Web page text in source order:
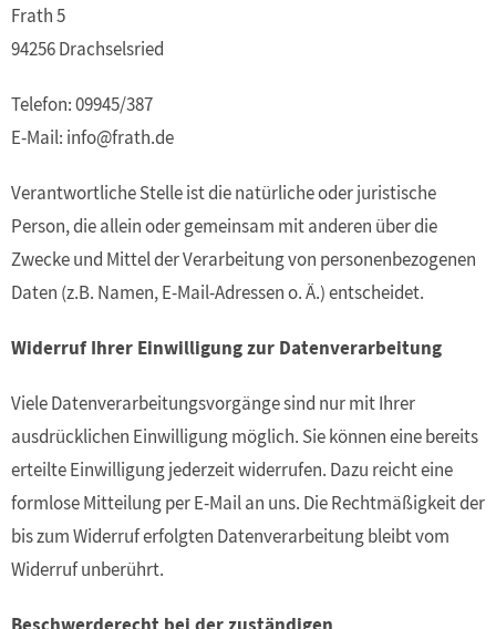
Frath 5
94256 Drachselsried
Telefon: 09945/387
E-Mail: info@frath.de
Verantwortliche Stelle ist die natürliche oder juristische
Person, die allein oder gemeinsam mit anderen über die
Zwecke und Mittel der Verarbeitung von personenbezogenen
Daten (z.B. Namen, E-Mail-Adressen o. Ä.) entscheidet.
Widerruf Ihrer Einwilligung zur Datenverarbeitung
Viele Datenverarbeitungsvorgänge sind nur mit Ihrer
ausdrücklichen Einwilligung möglich. Sie können eine bereits
erteilte Einwilligung jederzeit widerrufen. Dazu reicht eine
formlose Mitteilung per E-Mail an uns. Die Rechtmäßigkeit der
bis zum Widerruf erfolgten Datenverarbeitung bleibt vom
Widerruf unberührt.